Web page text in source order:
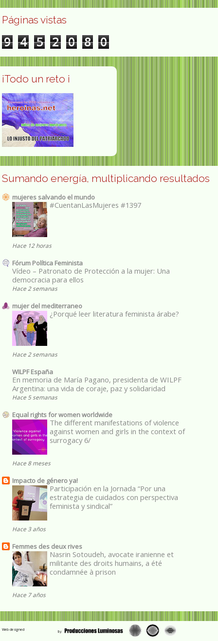
Páginas vistas
9 4 5 2 0 8 0
¡Todo un reto ¡
Sumando energía, multiplicando resultados
mujeres salvando el mundo
#CuentanLasMujeres #1397
Hace 12 horas
Fórum Política Feminista
Vídeo – Patronato de Protección a la mujer: Una
democracia para ellos
Hace 2 semanas
mujer del mediterraneo
¿Porqué leer literatura feminista árabe?
Hace 2 semanas
WILPF España
En memoria de María Pagano, presidenta de WILPF
Argentina: una vida de coraje, paz y solidaridad
Hace 5 semanas
Equal rights for women worldwide
The different manifestations of violence
against women and girls in the context of
surrogacy 6/
Hace 8 meses
Impacto de género ya!
Participación en la Jornada “Por una
estrategia de cuidados con perspectiva
feminista y sindical”
Hace 3 años
Femmes des deux rives
Nasrin Sotoudeh, avocate iranienne et
militante des droits humains, a été
condamnée à prison
Hace 7 años
Web designed